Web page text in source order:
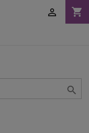
shopping_cart

